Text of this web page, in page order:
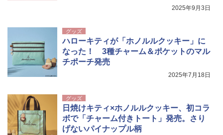
2025年9月3日
グッズ
ハローキティが「ホノルルクッキー」に
なった！ 3種チャーム＆ポケットのマル
チポーチ発売
2025年7月18日
グッズ
日焼けキティ×ホノルルクッキー、初コラ
ボで「チャーム付きトート」発売。さり
げないパイナップル柄